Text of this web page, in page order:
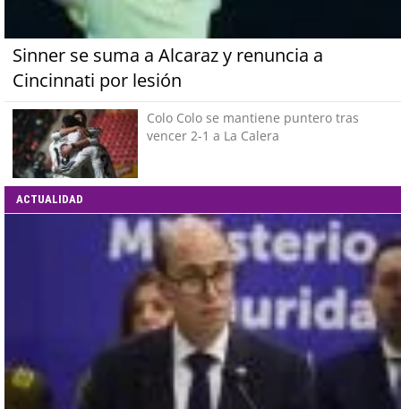
Sinner se suma a Alcaraz y renuncia a
Cincinnati por lesión
Colo Colo se mantiene puntero tras
vencer 2-1 a La Calera
ACTUALIDAD